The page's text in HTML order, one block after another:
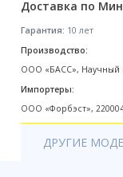
Дом и
Готовые
Акции
Доставка по
Гарантия: 10 лет
Производство:
ООО «БАСС», Научный
Импортеры:
ООО «Форбэст»,
ДРУГИЕ